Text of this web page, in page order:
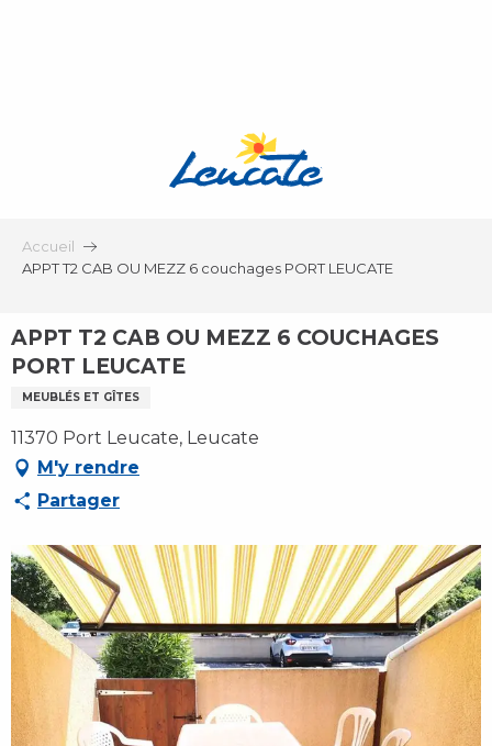
Accueil
APPT T2 CAB OU MEZZ 6 couchages PORT LEUCATE
APPT T2 CAB OU MEZZ 6 COUCHAGES
PORT LEUCATE
MEUBLÉS ET GÎTES
11370 Port Leucate, Leucate
M'y rendre
Partager